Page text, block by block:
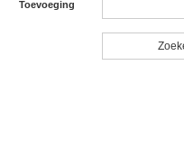
Toevoeging